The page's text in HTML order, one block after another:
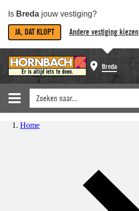
Is Breda jouw vestiging?
JA, DAT KLOPT Andere vestiging kiezen
Breda
Home